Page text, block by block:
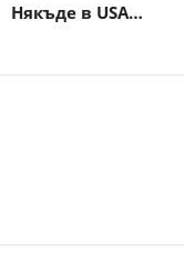
Някъде в USA…